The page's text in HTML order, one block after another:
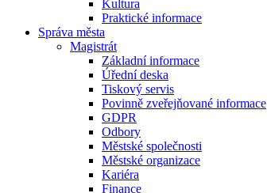
Kultura
Praktické informace
Správa města
Magistrát
Základní informace
Úřední deska
Tiskový servis
Povinně zveřejňované informace
GDPR
Odbory
Městské společnosti
Městské organizace
Kariéra
Finance